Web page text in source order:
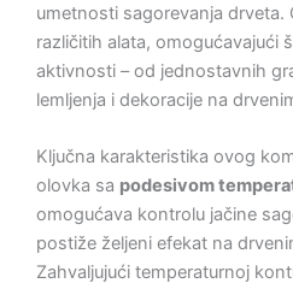
umetnosti sagorevanja drveta.
različitih alata, omogućavajući
aktivnosti – od jednostavnih
lemljenja i dekoracije na
Ključna karakteristika ovog
olovka sa podesivom
omogućava kontrolu jačine
postiže željeni efekat na
Zahvaljujući temperaturnoj